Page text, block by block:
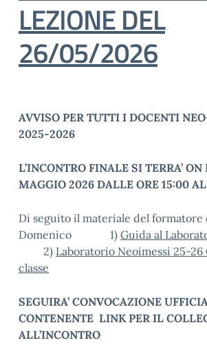
LEZIONE DEL
26/05/2026
AVVISO PER TUTTI I DOCENTI
2025-2026
L’INCONTRO FINALE SI TERRA’
MAGGIO 2026 DALLE ORE 15:00
Di seguito il materiale del
Domenico 1) Guida al
2) Laboratorio Neoimessi 25-26
classe
SEGUIRA’ CONVOCAZIONE
CONTENENTE LINK PER IL
ALL’INCONTRO